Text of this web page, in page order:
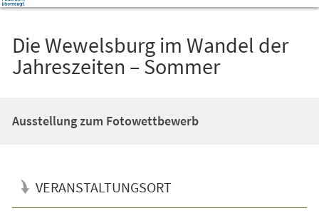
Die Wewelsburg im Wandel der
Jahreszeiten – Sommer
Ausstellung zum Fotowettbewerb
VERANSTALTUNGSORT